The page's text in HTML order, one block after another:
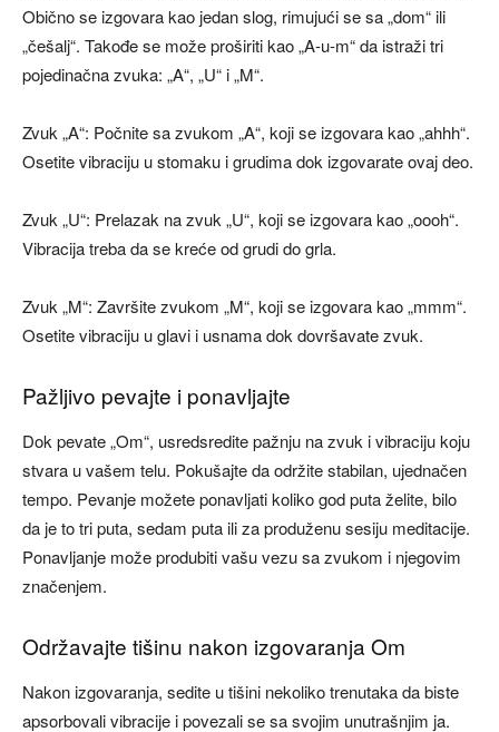
Obično se izgovara kao jedan slog, rimujući se sa „dom“ ili
„češalj“. Takođe se može proširiti kao „A-u-m“ da istraži tri
pojedinačna zvuka: „A“, „U“ i „M“.
Zvuk „A“: Počnite sa zvukom „A“, koji se izgovara kao „ahhh“.
Osetite vibraciju u stomaku i grudima dok izgovarate ovaj deo.
Zvuk „U“: Prelazak na zvuk „U“, koji se izgovara kao „oooh“.
Vibracija treba da se kreće od grudi do grla.
Zvuk „M“: Završite zvukom „M“, koji se izgovara kao „mmm“.
Osetite vibraciju u glavi i usnama dok dovršavate zvuk.
Pažljivo pevajte i ponavljajte
Dok pevate „Om“, usredsredite pažnju na zvuk i vibraciju koju
stvara u vašem telu. Pokušajte da održite stabilan, ujednačen
tempo. Pevanje možete ponavljati koliko god puta želite, bilo
da je to tri puta, sedam puta ili za produženu sesiju meditacije.
Ponavljanje može produbiti vašu vezu sa zvukom i njegovim
značenjem.
Održavajte tišinu nakon izgovaranja Om
Nakon izgovaranja, sedite u tišini nekoliko trenutaka da biste
apsorbovali vibracije i povezali se sa svojim unutrašnjim ja.